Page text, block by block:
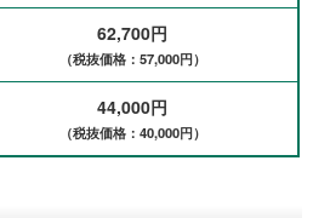
62,700円
（税抜価格：57,000円）
44,000円
（税抜価格：40,000円）